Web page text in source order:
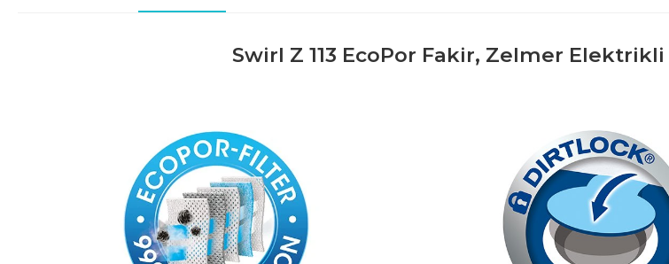
Swirl Z 113 EcoPor Fakir, Zelmer